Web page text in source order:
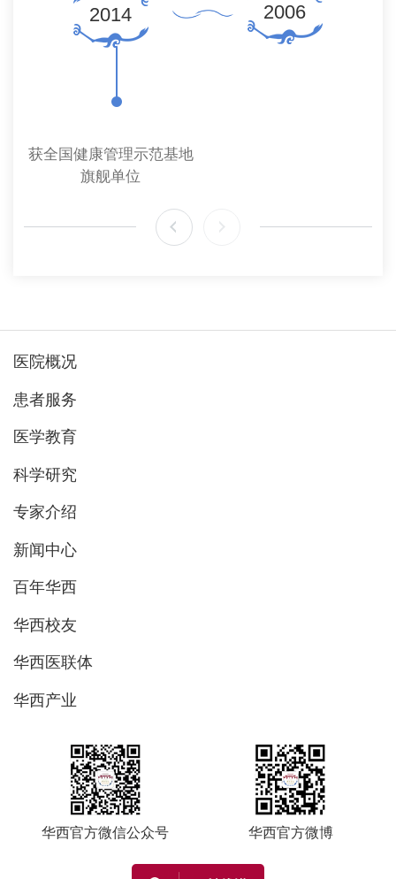
2014
获全国健康管理示范基地
旗舰单位
2006
医院概况
患者服务
医学教育
科学研究
专家介绍
新闻中心
百年华西
华西校友
华西医联体
华西产业
华西官方微信公众号 华西官方微博